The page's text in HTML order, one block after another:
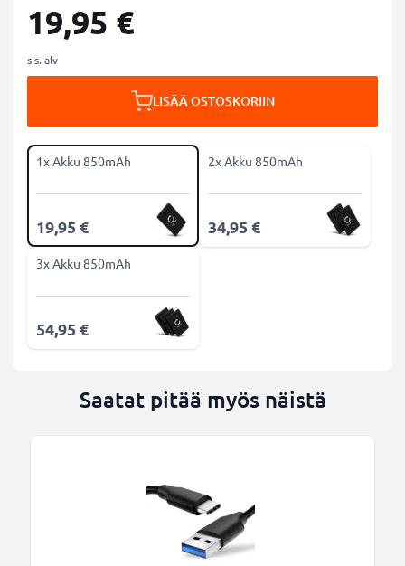
19,95 €
sis. alv
LISÄÄ OSTOSKORIIN
1x Akku 850mAh
19,95 €
2x Akku 850mAh
34,95 €
3x Akku 850mAh
54,95 €
Saatat pitää myös näistä